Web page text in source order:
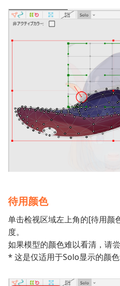
待用颜色
单击检视区域左上角的[待用颜
度。
如果模型的颜色难以看清，请尝
* 这是仅适用于Solo显示的颜色